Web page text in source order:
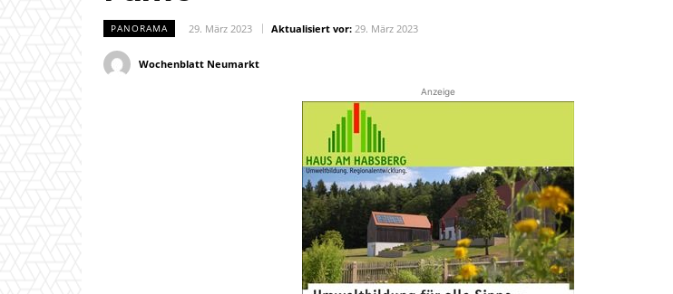
PANORAMA 29. März 2023 Aktualisiert vor: 29. März 2023
Wochenblatt Neumarkt
Anzeige